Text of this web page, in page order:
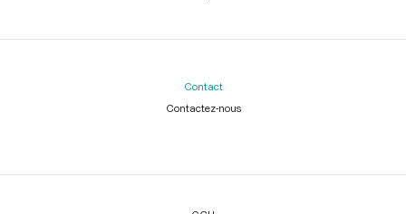
Contact
Contactez-nous
Légal